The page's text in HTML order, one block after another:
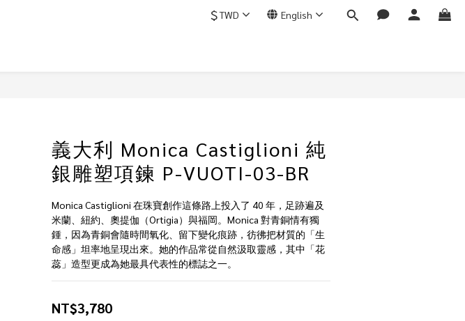
$TWD English
義大利 Monica Castiglioni 純
銀雕塑項鍊 P-VUOTI-03-BR
Monica Castiglioni 在珠寶創作這條路上投入了 40 年，足跡遍及
米蘭、紐約、奧提伽（Ortigia）與福岡。Monica 對青銅情有獨
鍾，因為青銅會隨時間氧化、留下變化痕跡，彷彿把材質的「生
命感」坦率地呈現出來。她的作品常從自然汲取靈感，其中「花
蕊」造型更成為她最具代表性的標誌之一。
NT$3,780